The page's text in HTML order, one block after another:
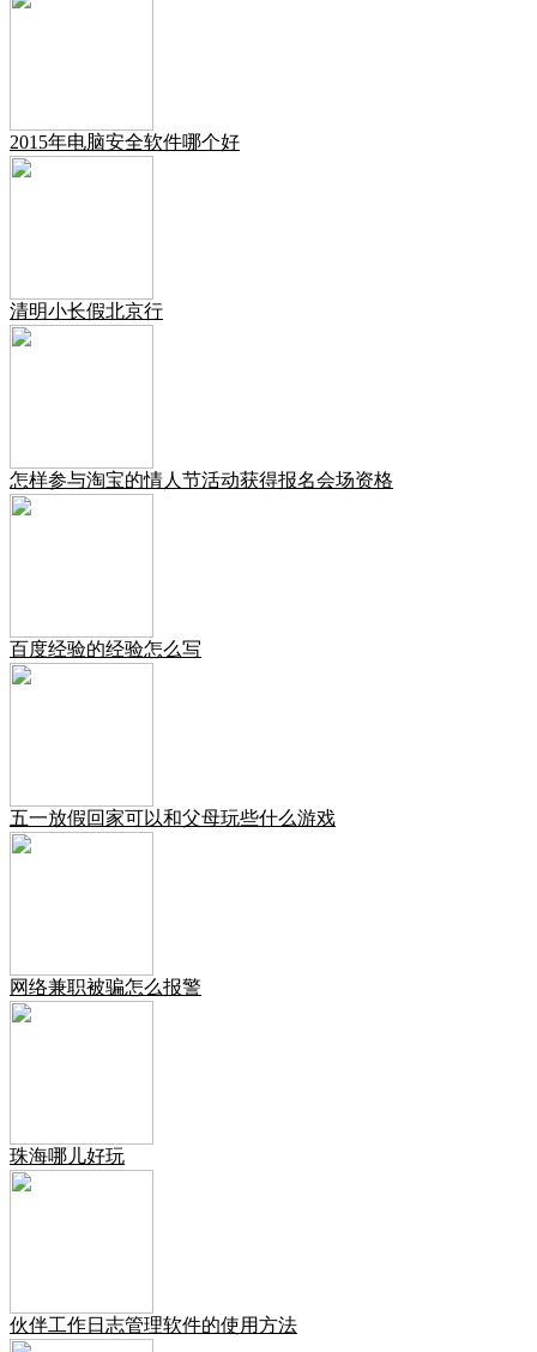
2015年电脑安全软件哪个好
清明小长假北京行
怎样参与淘宝的情人节活动获得报名会场资格
百度经验的经验怎么写
五一放假回家可以和父母玩些什么游戏
网络兼职被骗怎么报警
珠海哪儿好玩
伙伴工作日志管理软件的使用方法